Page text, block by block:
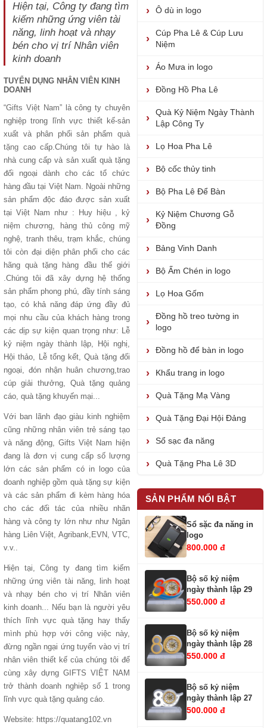
Hiện tại, Công ty đang tìm
kiếm những ứng viên tài
năng, linh hoạt và nhạy
bén cho vị trí Nhân viên
kinh doanh
TUYỂN DỤNG NHÂN VIÊN KINH
DOANH
“Gifts Việt Nam” là công ty chuyên
nghiệp trong lĩnh vực thiết kế-sản
xuất và phân phối sản phẩm quà
tặng cao cấp.Chúng tôi tự hào là
nhà cung cấp và sản xuất quà tặng
đối ngoại dành cho các tổ chức
hàng đầu tại Việt Nam. Ngoài những
sản phẩm độc đáo được sản xuất
tại Việt Nam như : Huy hiệu , kỷ
niệm chương, hàng thủ công mỹ
nghệ, tranh thêu, trạm khắc, chúng
tôi còn đại diện phân phối cho các
hãng quà tặng hàng đầu thế giới
.Chúng tôi đã xây dựng hệ thống
sản phẩm phong phú, đầy tính sáng
tạo, có khả năng đáp ứng đầy đủ
mọi nhu cầu của khách hàng trong
các dịp sự kiện quan trọng như: Lễ
kỷ niệm ngày thành lập, Hội nghị,
Hội thảo, Lễ tổng kết, Quà tặng đối
ngoại, đón nhận huân chương,trao
cúp giải thưởng, Quà tặng quảng
cáo, quà tặng khuyến mại...
Với ban lãnh đạo giàu kinh nghiệm
cũng những nhân viên trẻ sáng tạo
và năng động, Gifts Việt Nam hiện
đang là đơn vị cung cấp số lượng
lớn các sản phẩm có in logo của
doanh nghiệp gồm quà tặng sự kiện
và các sản phẩm đi kèm hàng hóa
cho các đối tác của nhiều nhãn
hàng và công ty lớn như như Ngân
hàng Liên Việt, Agribank,EVN, VTC,
v.v..
Hiện tại, Công ty đang tìm kiếm
những ứng viên tài năng, linh hoạt
và nhạy bén cho vị trí Nhân viên
kinh doanh... Nếu bạn là người yêu
thích lĩnh vực quà tặng hay thấy
mình phù hợp với công việc này,
đừng ngần ngại ứng tuyển vào vị trí
nhân viên thiết kế của chúng tôi để
cùng xây dựng GIFTS VIỆT NAM
trở thành doanh nghiệp số 1 trong
lĩnh vực quà tặng quảng cáo.
Website: https://quatang102.vn
Ô dù in logo
Cúp Pha Lê & Cúp Lưu
Niệm
Áo Mưa in logo
Đồng Hồ Pha Lê
Quà Kỷ Niệm Ngày Thành
Lập Công Ty
Lọ Hoa Pha Lê
Bộ cốc thủy tinh
Bộ Pha Lê Để Bàn
Kỷ Niệm Chương Gỗ
Đồng
Bảng Vinh Danh
Bộ Ấm Chén in logo
Lọ Hoa Gốm
Đồng hồ treo tường in
logo
Đồng hồ để bàn in logo
Khẩu trang in logo
Quà Tặng Mạ Vàng
Quà Tặng Đại Hội Đảng
Sổ sạc đa năng
Quà Tặng Pha Lê 3D
SẢN PHẨM NỔI BẬT
Sổ sặc đa năng in
logo
800.000 đ
Bộ số kỷ niệm
ngày thành lập 29
550.000 đ
Bộ số kỷ niệm
ngày thành lập 28
550.000 đ
Bộ số kỷ niệm
ngày thành lập 27
500.000 đ